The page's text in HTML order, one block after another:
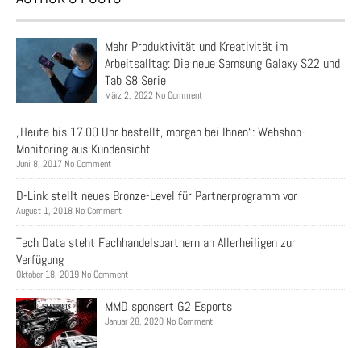
Mehr Produktivität und Kreativität im
Arbeitsalltag: Die neue Samsung Galaxy S22 und
Tab S8 Serie
März 2, 2022 No Comment
„Heute bis 17.00 Uhr bestellt, morgen bei Ihnen“: Webshop-
Monitoring aus Kundensicht
Juni 8, 2017 No Comment
D-Link stellt neues Bronze-Level für Partnerprogramm vor
August 1, 2018 No Comment
Tech Data steht Fachhandelspartnern an Allerheiligen zur
Verfügung
Oktober 18, 2019 No Comment
MMD sponsert G2 Esports
Januar 28, 2020 No Comment